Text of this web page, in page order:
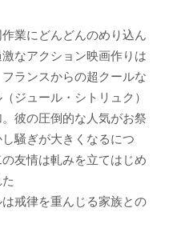
業にどんどんのめり込ん
なアクション映画作りは
ランスからの超クールな
ジュール・シトリュク）
彼の圧倒的な人気がお祭
騒ぎが大きくなるにつ
友情は軋みを立てはじめ
戒律を重んじる家族との